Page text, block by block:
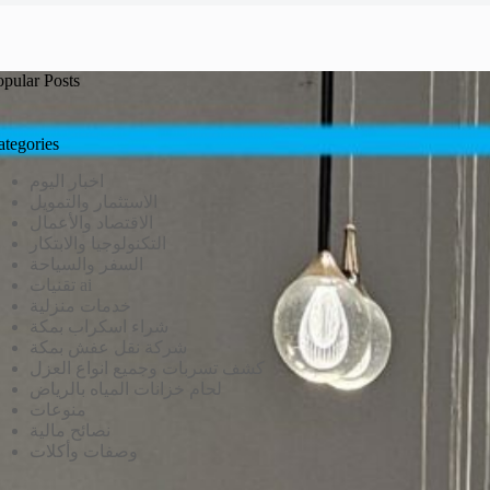
Posts
الاستثمار والتمويل
الاقتصاد والأعمال
التكنولوجيا والابتكار
السفر والسياحة
خدمات منزلية
شراء اسكراب بمكة
شركة نقل عفش بمكة
كشف تسربات وجميع انواع العزل
لحام خزانات المياه بالرياض
منوعات
نصائح مالية
وصفات وأكلات